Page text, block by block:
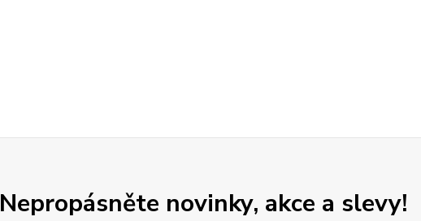
Nepropásněte novinky, akce a slevy!